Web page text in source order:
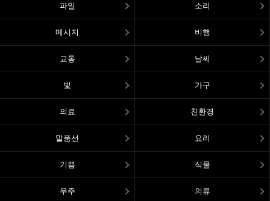
파일 소리
메시지 비행
교통 날씨
빛 가구
의료 친환경
말풍선 요리
기쁨 식물
우주 의류